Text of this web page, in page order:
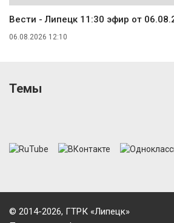
Вести - Липецк 11:30 эфир от
06.08.2026 12:10
Темы
© 2014-2026, ГТРК «Липецк»